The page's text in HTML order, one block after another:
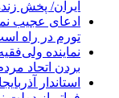
ایران/ پخش
ادعای عجیب
تورم در راه
نماینده
بردن اتحاد
استاندار